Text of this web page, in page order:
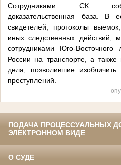
Сотрудниками СК
доказательственная база. В
свидетелей, протоколы
иных следственных действий,
сотрудниками Юго-
России на транспорте, а
дела, позволившие
преступлений.
ПОДАЧА ПРОЦЕССУАЛЬНЫХ
ЭЛЕКТРОННОМ ВИДЕ
О СУДЕ